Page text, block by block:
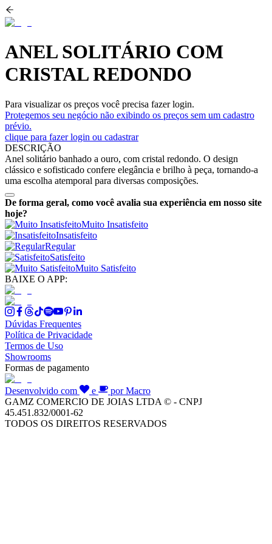
ANEL SOLITÁRIO COM
CRISTAL REDONDO
Para visualizar os preços você precisa fazer login.
Protegemos seu negócio não exibindo os preços sem um cadastro
prévio.
clique para fazer login ou cadastrar
DESCRIÇÃO
Anel solitário banhado a ouro, com cristal redondo. O design
clássico e sofisticado confere elegância e brilho à peça, tornando-a
uma escolha atemporal para diversas composições.
De forma geral, como você avalia sua experiência em nosso site
hoje?
Muito Insatisfeito
Insatisfeito
Regular
Satisfeito
Muito Satisfeito
BAIXE O APP:
Dúvidas Frequentes
Política de Privacidade
Termos de Uso
Showrooms
Formas de pagamento
Desenvolvido com e
por Macro
GAMZ COMERCIO DE JOIAS LTDA © - CNPJ
45.451.832/0001-62
TODOS OS DIREITOS RESERVADOS